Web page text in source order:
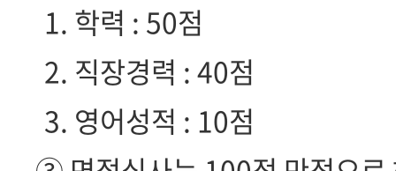
1. 학력 : 50점
2. 직장경력 : 40점
3. 영어성적 : 10점